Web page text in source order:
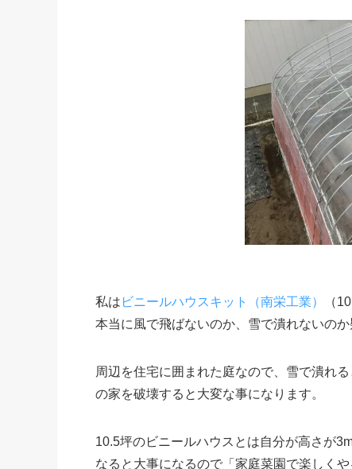
私は ビニールハウスキット（南栄工業）
（
本当に風で飛ばないのか、雪で潰れないのか
周辺を住宅に囲まれた庭なので、雪で潰れ
の家を破壊すると大変な事になります。
10.5坪のビニールハウスとは自分が高さが
なると大事になるので「家庭菜園で楽しく